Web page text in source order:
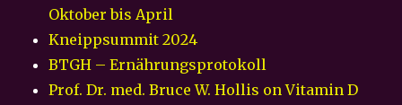
Oktober bis April
Kneippsummit 2024
BTGH – Ernährungsprotokoll
Prof. Dr. med. Bruce W. Hollis on Vitamin D